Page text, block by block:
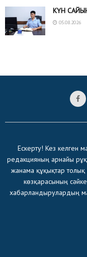
КҮН
05.08.2026
Ескерту! Кез келген
редакцияның арнайы
жанама құқықтар толық
көзқарасының
хабарландырулардың